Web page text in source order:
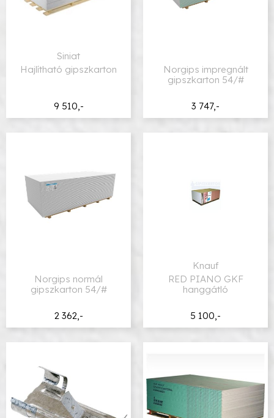
9 510,-
Siniat
Hajlítható gipszkarton
3 747,-
Norgips impregnált
gipszkarton 54/#
2 362,-
Norgips normál
gipszkarton 54/#
5 100,-
Knauf
RED PIANO GKF
hanggátló